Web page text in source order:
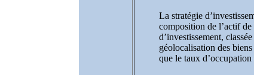
La stratégie
composition de l’actif
d’investissement,
géolocalisation des
que le taux